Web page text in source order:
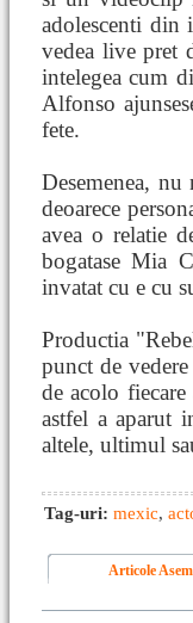
adolescenti din
vedea live pret
intelegea cum
Alfonso
fete.
Desemenea,
deoarece
avea o relatie
bogatase Mia
invatat cu e cu
Productia
punct de
de acolo
astfel a aparut
altele, ultimul
Tag-uri: mexic,
Articole